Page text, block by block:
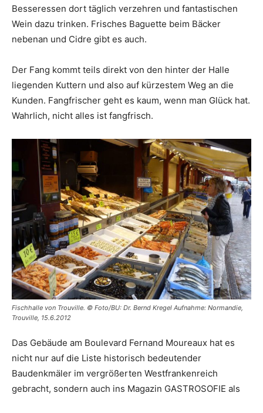
Besseressen dort täglich verzehren und fantastischen
Wein dazu trinken. Frisches Baguette beim Bäcker
nebenan und Cidre gibt es auch.
Der Fang kommt teils direkt von den hinter der Halle
liegenden Kuttern und also auf kürzestem Weg an die
Kunden. Fangfrischer geht es kaum, wenn man Glück hat.
Wahrlich, nicht alles ist fangfrisch.
Fischhalle von Trouville. © Foto/BU: Dr. Bernd Kregel Aufnahme: Normandie,
Trouville, 15.6.2012
Das Gebäude am Boulevard Fernand Moureaux hat es
nicht nur auf die Liste historisch bedeutender
Baudenkmäler im vergrößerten Westfrankenreich
gebracht, sondern auch ins Magazin GASTROSOFIE als